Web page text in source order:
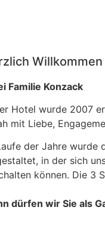
Willkommen
Familie Konzack
Hotel wurde 2007
mit Liebe,
der Jahre wurde
in der sich
können. Die 3
dürfen wir Sie als